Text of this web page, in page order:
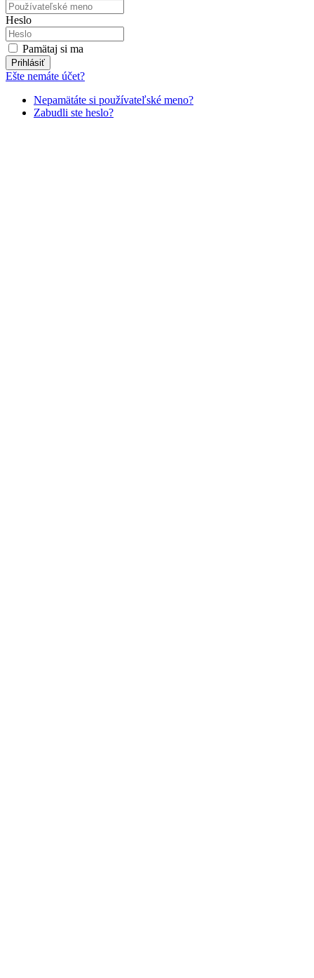
Heslo
Pamätaj si ma
Prihlásiť
Ešte nemáte účet?
Nepamätáte si používateľské meno?
Zabudli ste heslo?